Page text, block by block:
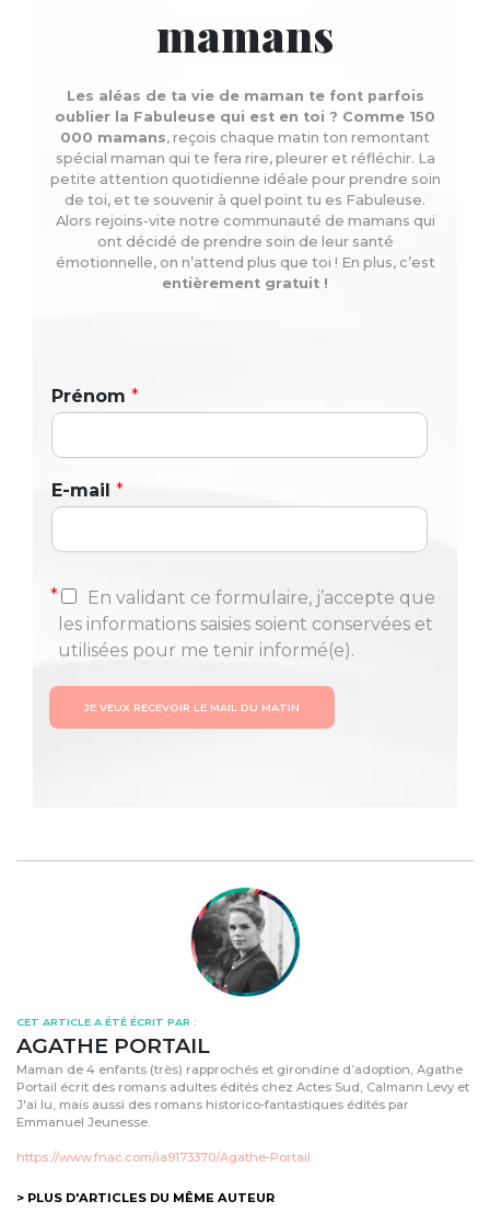
mamans
Les aléas de ta vie de maman te font parfois
oublier la Fabuleuse qui est en toi ? Comme 150
000 mamans, reçois chaque matin ton remontant
spécial maman qui te fera rire, pleurer et réfléchir. La
petite attention quotidienne idéale pour prendre soin
de toi, et te souvenir à quel point tu es Fabuleuse.
Alors rejoins-vite notre communauté de mamans qui
ont décidé de prendre soin de leur santé
émotionnelle, on n’attend plus que toi ! En plus, c’est
entièrement gratuit !
Prénom *
E-mail *
*
En validant ce formulaire, j’accepte que
les informations saisies soient conservées et
utilisées pour me tenir informé(e).
JE VEUX RECEVOIR LE MAIL DU MATIN
CET ARTICLE A ÉTÉ ÉCRIT PAR :
AGATHE PORTAIL
Maman de 4 enfants (très) rapprochés et girondine d’adoption, Agathe
Portail écrit des romans adultes édités chez Actes Sud, Calmann Levy et
J'ai lu, mais aussi des romans historico-fantastiques édités par
Emmanuel Jeunesse.
https://www.fnac.com/ia9173370/Agathe-Portail
> PLUS D'ARTICLES DU MÊME AUTEUR